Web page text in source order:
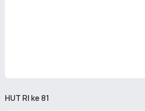
HUT RI ke 81